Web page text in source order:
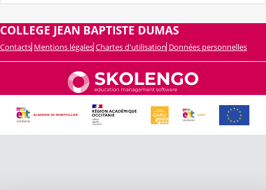
COLLEGE JEAN BAPTISTE DUMAS
Contacts Mentions légales Chartes d'utilisation Données personnelles